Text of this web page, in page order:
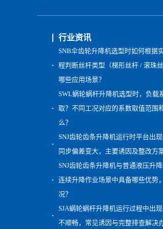
行业资讯
SNB伞齿轮升降机选型时如何根据
程判断丝杆类型（梯形丝杆 / 滚珠
哪些应用场景？
SWL蜗轮蜗杆升降机选型时，负载
取？不同工况对应的系数取值范围
么？
SNJ齿轮齿条升降机运行时平台出
同步偏差变大，主要诱因及整改方
SNJ齿轮齿条升降机与普通液压升
连续升降作业场景中具备哪些优势
况？
SJA蜗轮蜗杆升降机运行过程中出
不顺畅，常见诱因与完整排查解决